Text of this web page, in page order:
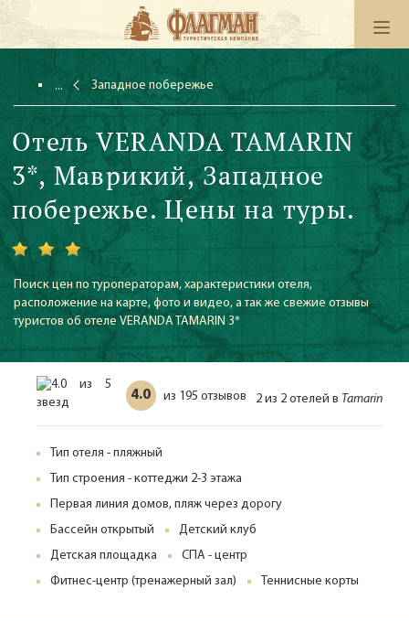
Западное побережье
Отель VERANDA TAMARIN
3*, Маврикий, Западное
побережье. Цены на туры.
Поиск цен по туроператорам, характеристики отеля,
расположение на карте, фото и видео, а так же свежие отзывы
туристов об отеле VERANDA TAMARIN 3*
4.0 из 195 отзывов 2 из 2 отелей в Tamarin
Тип отеля - пляжный
Тип строения - коттеджи 2-3 этажа
Первая линия домов, пляж через дорогу
Бассейн открытый
Детский клуб
Детская площадка
СПА - центр
Фитнес-центр (тренажерный зал)
Теннисные корты